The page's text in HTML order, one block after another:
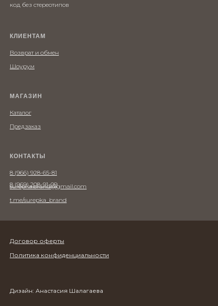
МАГАЗИН
Предзаказ
Каталог
КЛИЕНТАМ
Шоурум
Возврат и обмен
КОНТАКТЫ
t.me/surepka_brand
8 (966) 928-65-81
8 (969) 208-91-09
surepka.brand@gmail.com
код без стереотипов
Договор оферты
Политика конфиденциальности
Дизайн: Анастасия Шалагаева